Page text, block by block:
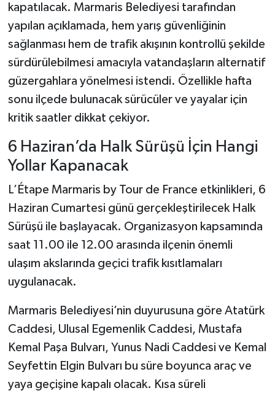
kapatılacak. Marmaris Belediyesi tarafından
yapılan açıklamada, hem yarış güvenliğinin
sağlanması hem de trafik akışının kontrollü şekilde
sürdürülebilmesi amacıyla vatandaşların alternatif
güzergahlara yönelmesi istendi. Özellikle hafta
sonu ilçede bulunacak sürücüler ve yayalar için
kritik saatler dikkat çekiyor.
6 Haziran’da Halk Sürüşü İçin Hangi
Yollar Kapanacak
L’Étape Marmaris by Tour de France etkinlikleri, 6
Haziran Cumartesi günü gerçekleştirilecek Halk
Sürüşü ile başlayacak. Organizasyon kapsamında
saat 11.00 ile 12.00 arasında ilçenin önemli
ulaşım akslarında geçici trafik kısıtlamaları
uygulanacak.
Marmaris Belediyesi’nin duyurusuna göre Atatürk
Caddesi, Ulusal Egemenlik Caddesi, Mustafa
Kemal Paşa Bulvarı, Yunus Nadi Caddesi ve Kemal
Seyfettin Elgin Bulvarı bu süre boyunca araç ve
yaya geçişine kapalı olacak. Kısa süreli